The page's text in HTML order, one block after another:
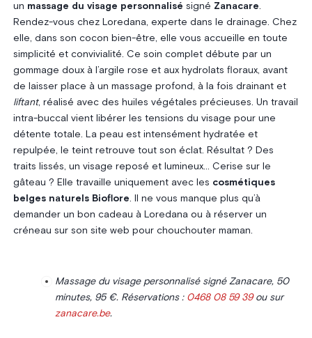
un massage du visage personnalisé signé Zanacare
Rendez-vous chez Loredana, experte dans le drainage. Chez
elle, dans son cocon bien-être, elle vous accueille en toute
simplicité et convivialité. Ce soin complet débute par un
gommage doux à l’argile rose et aux hydrolats floraux, avant
de laisser place à un massage profond, à la fois drainant et
liftant, réalisé avec des huiles végétales précieuses. Un travail
intra-buccal vient libérer les tensions du visage pour une
détente totale. La peau est intensément hydratée et
repulpée, le teint retrouve tout son éclat. Résultat ? Des
traits lissés, un visage reposé et lumineux… Cerise sur le
gâteau ? Elle travaille uniquement avec les cosmétiques
belges naturels Bioflore . Il ne vous manque plus qu’à
demander un bon cadeau à Loredana ou à réserver un
créneau sur son site web pour chouchouter maman.
Massage du visage personnalisé signé Zanacare, 50
minutes, 95 €. Réservations : 0468 08 59 39ou sur
zanacare.be.